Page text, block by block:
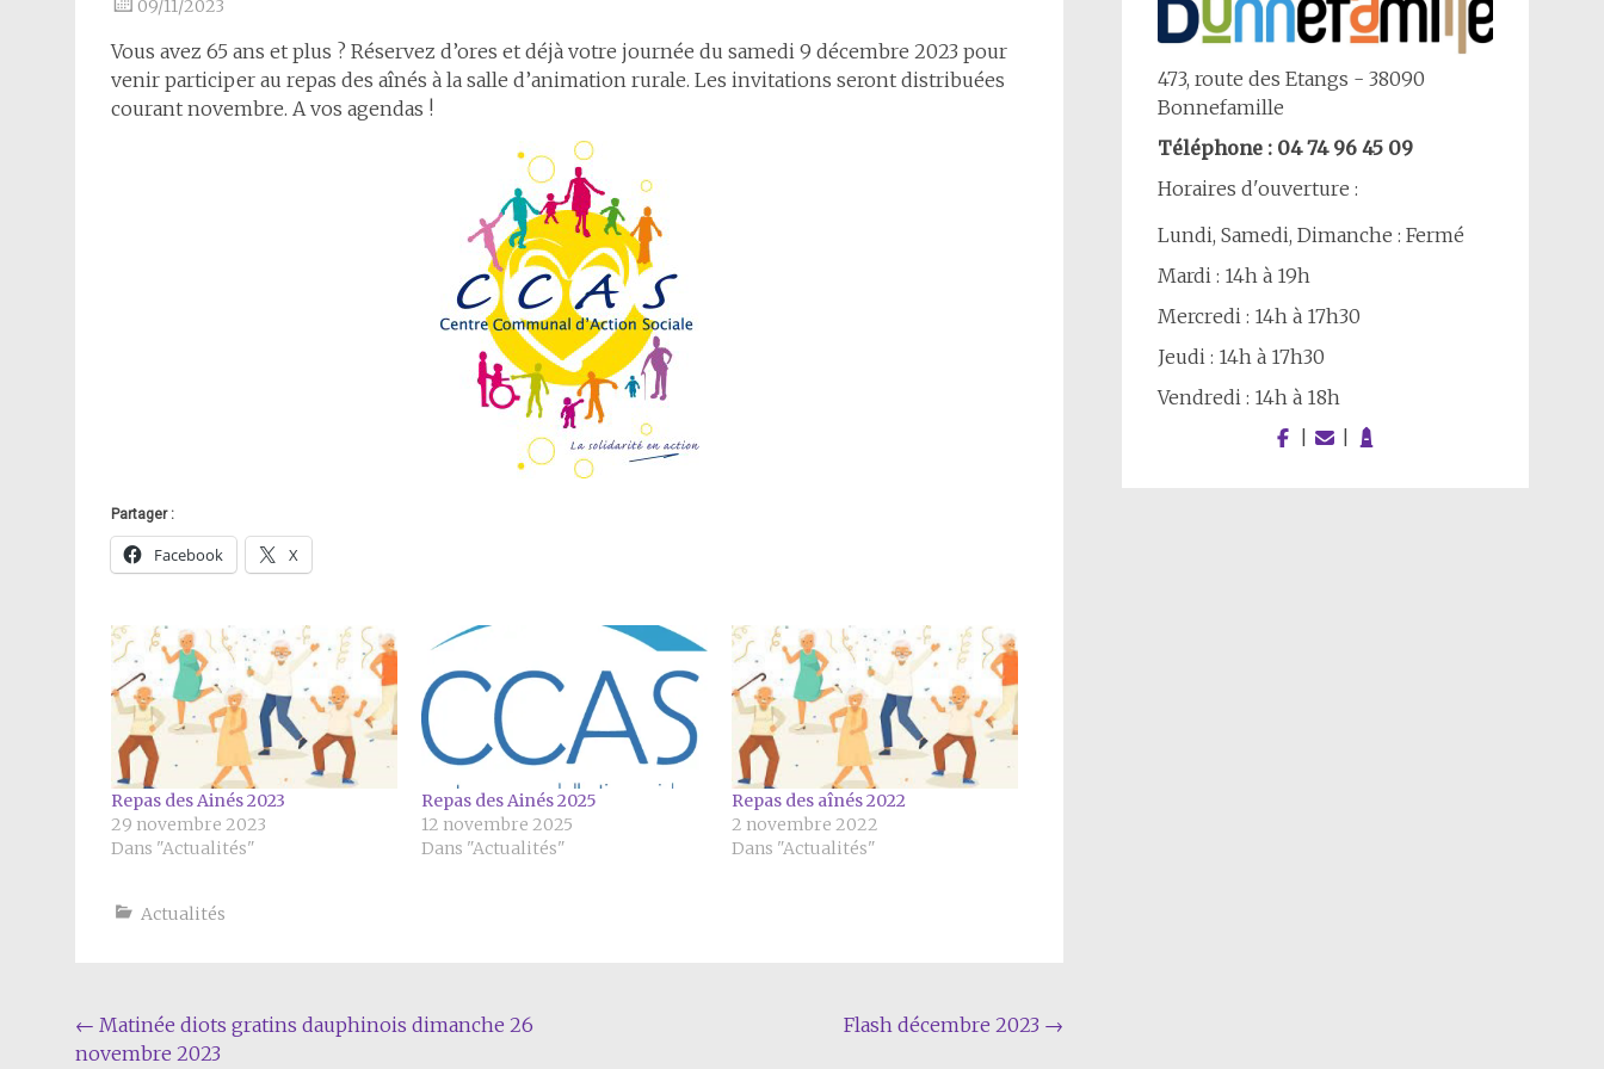
09/11/2023
Vous avez 65 ans et plus ? Réservez d’ores et déjà votre journée du samedi 9 décembre 2023 pour
venir participer au repas des aînés à la salle d’animation rurale. Les invitations seront distribuées
courant novembre. A vos agendas !
Partager :
Facebook X
Repas des Ainés 2023
29 novembre 2023
Dans "Actualités"
Repas des Ainés 2025
12 novembre 2025
Dans "Actualités"
Repas des aînés 2022
2 novembre 2022
Dans "Actualités"
Actualités
Navigation
← Matinée diots gratins dauphinois dimanche 26
novembre 2023
Flash décembre 2023 →
473, route des Etangs - 38090
Bonnefamille
Téléphone : 04 74 96 45 09
Horaires d'ouverture :
Lundi, Samedi, Dimanche : Fermé
Mardi : 14h à 19h
Mercredi : 14h à 17h30
Jeudi : 14h à 17h30
Vendredi : 14h à 18h